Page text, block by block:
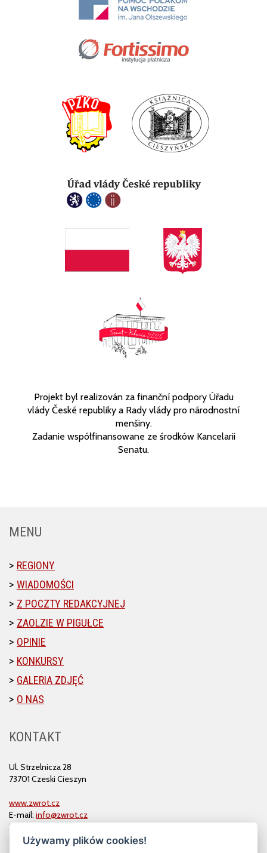
Projekt byl realizován za finanční podpory Úřadu
vlády České republiky a Rady vlády pro národnostní
menšiny.
Zadanie współfinansowane ze środków Kancelarii
Senatu.
MENU
REGIONY
WIADOMOŚCI
Z POCZTY REDAKCYJNEJ
ZAOLZIE W PIGUŁCE
OPINIE
KONKURSY
GALERIA ZDJĘĆ
O NAS
KONTAKT
Ul. Strzelnicza 28
73701 Czeski Cieszyn
www.zwrot.cz
E-mail: info@zwrot.cz
Tel. i faks: 558 711 582
Używamy plików cookies!